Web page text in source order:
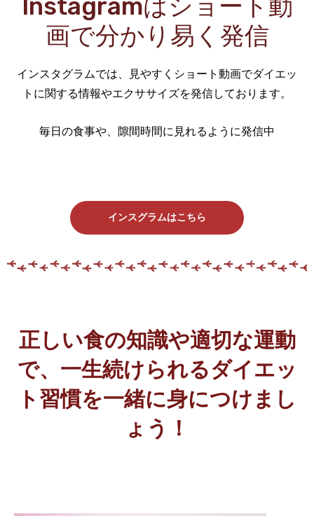
Instagramはショート動
画で分かり易く発信
インスタグラムでは、見やすくショート動画でダイエッ
トに関する情報やエクササイズを発信しております。
毎日の食事や、隙間時間に見れるように発信中
インスグラムはこちら
正しい食の知識や適切な運動
で、一生続けられるダイエッ
ト習慣を一緒に身につけまし
ょう！